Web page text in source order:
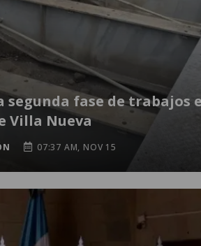
segunda fase de trabajos
Villa Nueva
07:37 AM, NOV 15